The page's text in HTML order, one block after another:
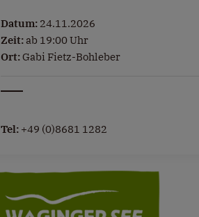
Datum: 24.11.2026
Zeit: ab 19:00 Uhr
Ort:Gabi Fietz-Bohleber
Tel: +49 (0)8681 1282